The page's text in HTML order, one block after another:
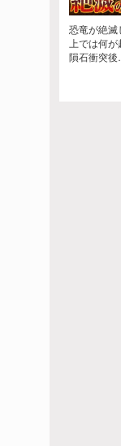
恐竜が絶滅
上では何
隕石衝突